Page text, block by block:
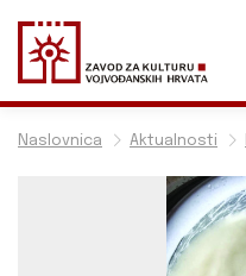
Naslovnica Aktualnosti